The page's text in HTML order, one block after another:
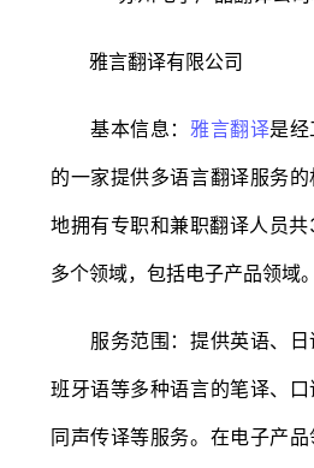
雅言翻译有限公司
基本信息： 雅言翻译是
的一家提供多语言翻译服务
地拥有专职和兼职翻译人员
多个领域，包括电子产品领域。
服务范围：提供英语、日
班牙语等多种语言的笔译、口
同声传译等服务。在电子产